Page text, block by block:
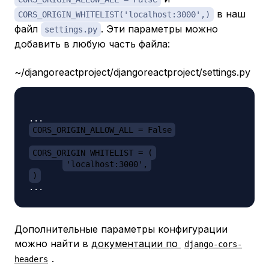
CORS_ORIGIN_WHITELIST('localhost:3000',)
в наш
файл
settings.py . Эти параметры можно
добавить в любую часть файла:
~/djangoreactproject/djangoreactproject/settings.py
CORS_ORIGIN_ALLOW_ALL = False
CORS_ORIGIN_WHITELIST = (
'localhost:3000',
)
Дополнительные параметры конфигурации
можно найти в документации по
django-cors-
headers .